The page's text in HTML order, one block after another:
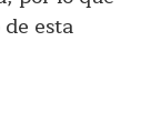
esta